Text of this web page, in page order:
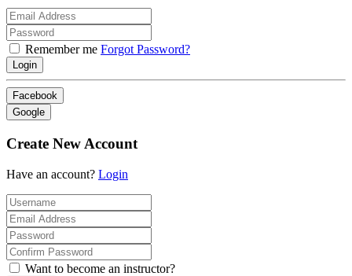
Remember me Forgot Password?
Login
Facebook
Google
Create New Account
Have an account? Login
Want to become an instructor?